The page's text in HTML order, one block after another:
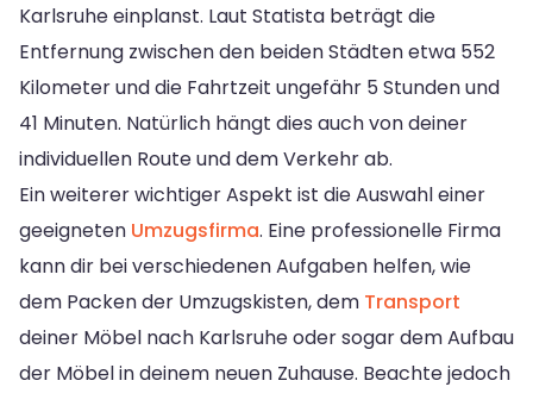
Karlsruhe einplanst. Laut Statista beträgt die
Entfernung zwischen den beiden Städten etwa 552
Kilometer und die Fahrtzeit ungefähr 5 Stunden und
41 Minuten. Natürlich hängt dies auch von deiner
individuellen Route und dem Verkehr ab.
Ein weiterer wichtiger Aspekt ist die Auswahl einer
geeigneten Umzugsfirma. Eine professionelle Firma
kann dir bei verschiedenen Aufgaben helfen, wie
dem Packen der Umzugskisten, dem Transport
deiner Möbel nach Karlsruhe oder sogar dem Aufbau
der Möbel in deinem neuen Zuhause. Beachte jedoch